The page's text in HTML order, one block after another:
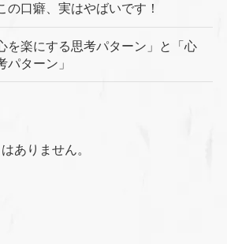
の口癖、実はやばいです！
を楽にする思考パターン」と「心
パターン」
ありません。